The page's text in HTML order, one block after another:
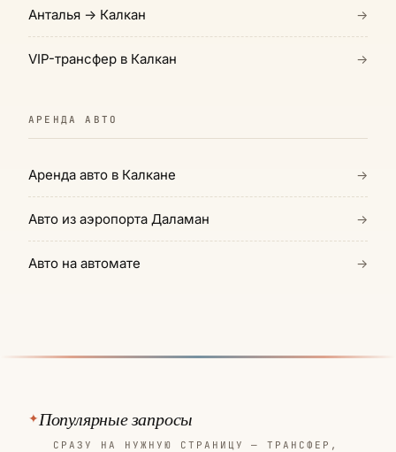
Анталья → Калкан →
VIP-трансфер в Калкан →
АРЕНДА АВТО
Аренда авто в Калкане →
Авто из аэропорта Даламан →
Авто на автомате →
Популярные запросы
СРАЗУ НА НУЖНУЮ СТРАНИЦУ — ТРАНСФЕР,